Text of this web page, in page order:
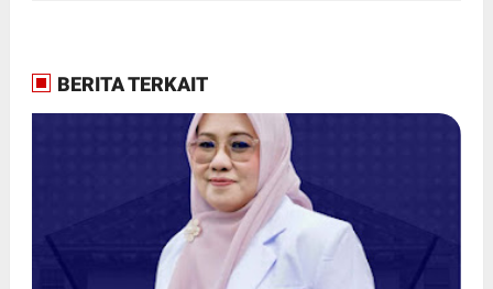
BERITA TERKAIT